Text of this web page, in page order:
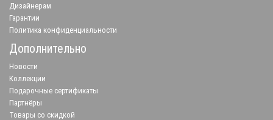
Дизайнерам
Гарантии
Политика конфиденциальности
Дополнительно
Новости
Коллекции
Подарочные сертификаты
Партнёры
Товары со скидкой